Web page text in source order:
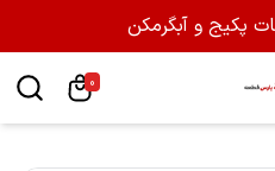
پکیج و آبگرمکن
0